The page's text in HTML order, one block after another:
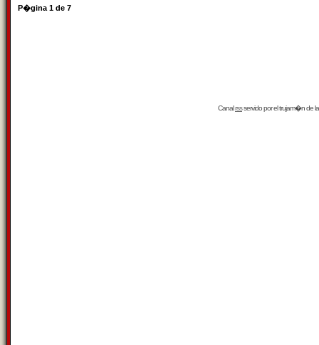
P�gina 1 de 7
Canalrssservido por eltrujam�nde